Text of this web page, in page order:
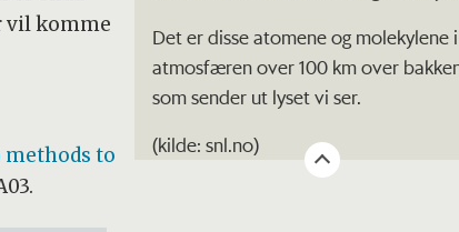
Det er disse atomene og molekylene i
atmosfæren over 100 km over
som sender ut lyset vi ser.
(kilde: snl.no)
vil komme
methods to